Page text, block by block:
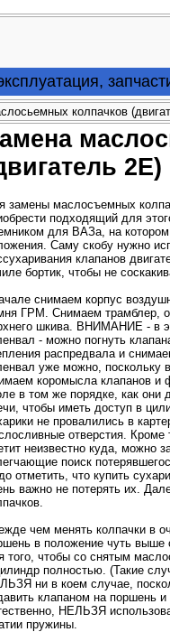
колпачков
2Е)
замены маслосъемных
подходящий для
для ВАЗа, на
Саму скобу нужно
клапанов
бортик, чтобы не
снимаем корпус
ГРМ. Снимаем трамблер,
шкива. ВНИМАНИЕ - в
- можно погнуть
распредвала и
уже можно, поскольку
коромысла клапанов и
в том же порядке, как
чтобы иметь доступ в
не провалились в
отверстия. Кроме
неизвестно куда, можно
поиск
отметить, что купить
важно не потерять их.
чем менять колпачки в
в положение чуть
того, чтобы со снятым
полностью. (Такие
ни в коем случае,
клапаном на поршень
НЕЛЬЗЯ
пружины.